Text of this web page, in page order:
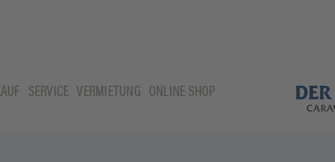
SERVICE VERMIETUNG ONLINE SHOP